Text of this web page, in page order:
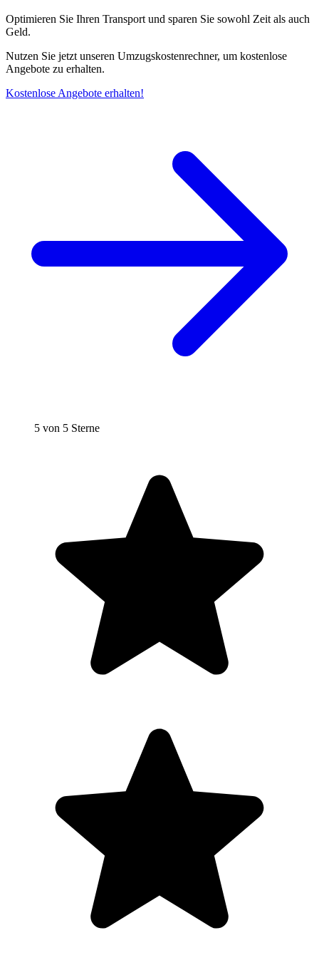
Optimieren Sie Ihren Transport und sparen Sie sowohl Zeit als auch
Geld.
Nutzen Sie jetzt unseren Umzugskostenrechner, um kostenlose
Angebote zu erhalten.
Kostenlose Angebote erhalten!
5 von 5 Sterne